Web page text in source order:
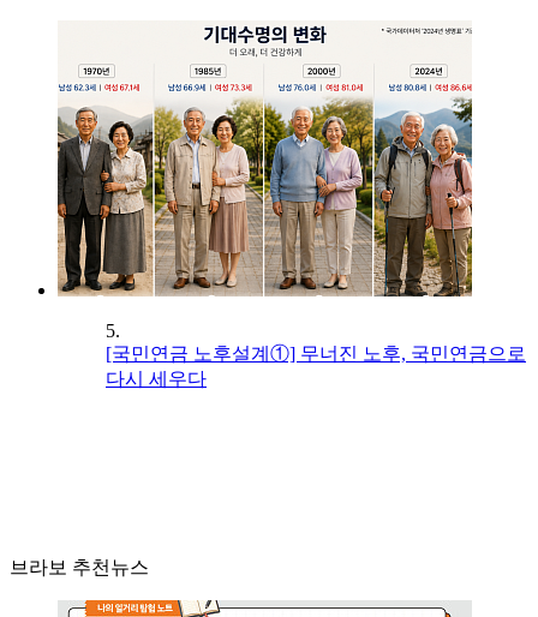
5.
[국민연금 노후설계①] 무너진 노후, 국민연금으로
다시 세우다
브라보 추천뉴스